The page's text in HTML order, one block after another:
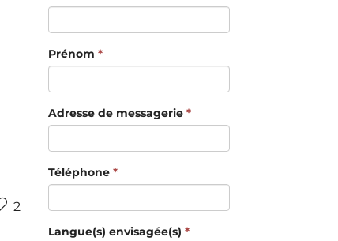
2
Prénom *
Adresse de messagerie *
Téléphone *
Langue(s) envisagée(s) *